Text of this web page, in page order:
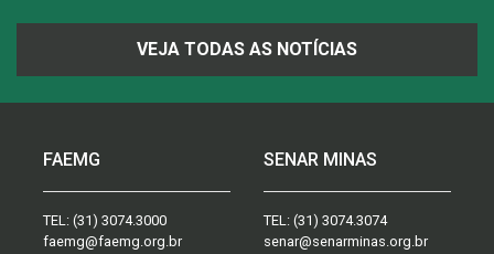
VEJA TODAS AS NOTÍCIAS
FAEMG
TEL: (31) 3074.3000
faemg@faemg.org.br
SENAR MINAS
TEL: (31) 3074.3074
senar@senarminas.org.br